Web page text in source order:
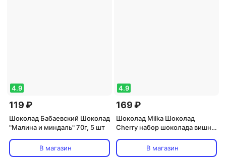
4.9
119 ₽
Шоколад Бабаевский Шоколад
"Малина и миндаль" 70г, 5 шт
В магазин
4.9
169 ₽
Шоколад Milka Шоколад
Cherry набор шоколада вишня
В магазин